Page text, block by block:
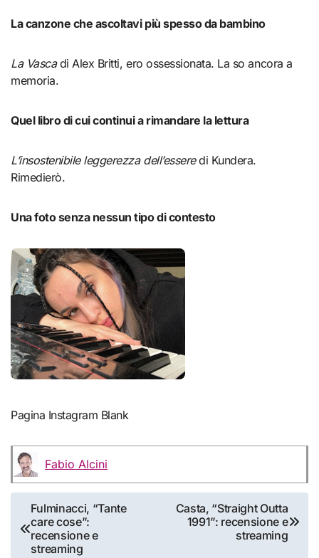
La canzone che ascoltavi più spesso da bambino
La Vascadi Alex Britti, ero ossessionata. La so ancora a
memoria.
Quel libro di cui continui a rimandare la lettura
L’insostenibile leggerezza dell’esseredi Kundera.
Rimedierò.
Una foto senza nessun tipo di contesto
Pagina Instagram Blank
Fabio Alcini
Navigazione
articoli
Fulminacci, “Tante
care cose”:
recensione e
streaming
Casta, “Straight Outta
1991”: recensione e
streaming